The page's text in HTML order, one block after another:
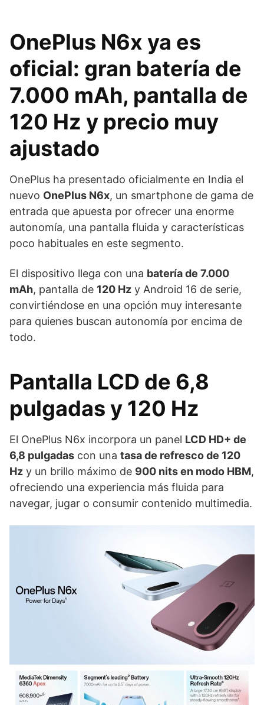
OnePlus N6x ya es
oficial: gran batería de
7.000 mAh, pantalla de
120 Hz y precio muy
ajustado
OnePlus ha presentado oficialmente en India el
nuevo OnePlus N6x, un smartphone de gama de
entrada que apuesta por ofrecer una enorme
autonomía, una pantalla fluida y características
poco habituales en este segmento.
El dispositivo llega con una batería de 7.000
mAh, pantalla de 120 Hz y Android 16 de serie,
convirtiéndose en una opción muy interesante
para quienes buscan autonomía por encima de
todo.
Pantalla LCD de 6,8
pulgadas y 120 Hz
El OnePlus N6x incorpora un panel LCD HD+ de
6,8 pulgadas con una tasa de refresco de 120
Hz y un brillo máximo de 900 nits en modo HBM,
ofreciendo una experiencia más fluida para
navegar, jugar o consumir contenido multimedia.